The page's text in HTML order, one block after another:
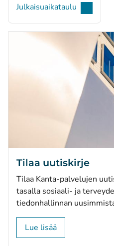
Julkaisuaikataulu
Tilaa uutiskirje
Tilaa Kanta-palvelujen
tasalla sosiaali- ja
tiedonhallinnan
Lue lisää